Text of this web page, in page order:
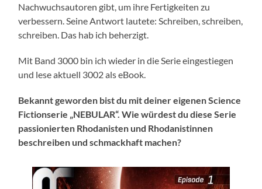
Nachwuchsautoren gibt, um ihre Fertigkeiten zu
verbessern. Seine Antwort lautete: Schreiben, schreiben,
schreiben. Das hab ich beherzigt.
Mit Band 3000 bin ich wieder in die Serie eingestiegen
und lese aktuell 3002 als eBook.
Bekannt geworden bist du mit deiner eigenen Science
Fictionserie „NEBULAR“. Wie würdest du diese Serie
passionierten Rhodanisten und Rhodanistinnen
beschreiben und schmackhaft machen?